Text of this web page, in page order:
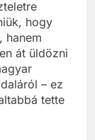
hogy
hanem
át üldözni
– ez
tette